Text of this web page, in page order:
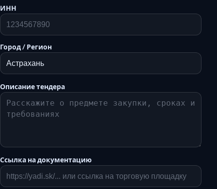
ИНН
Город / Регион
Описание тендера
Ссылка на документацию